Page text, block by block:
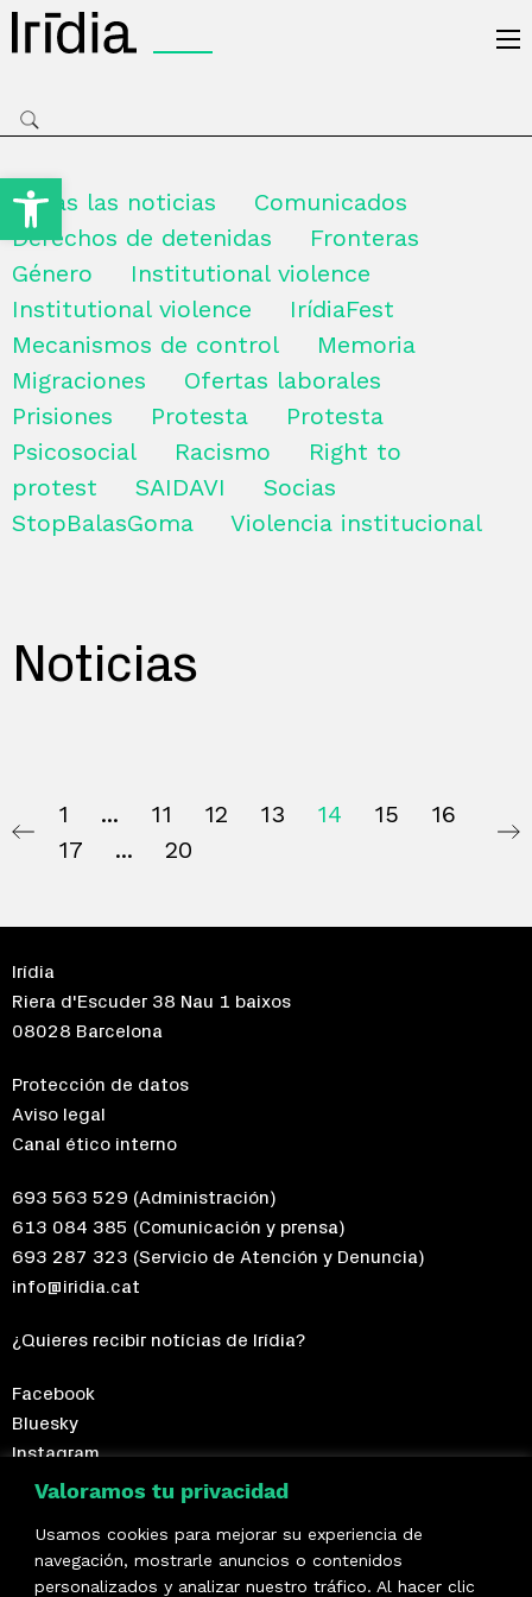
Open toolbar
Valoramos tu privacidad
Usamos cookies para mejorar su experiencia de
navegación, mostrarle anuncios o contenidos
personalizados y analizar nuestro tráfico. Al hacer clic
Todas las noticias
Comunicados
Derechos de detenidas
Fronteras
Género
Institutional violence
Institutional violence
IrídiaFest
Mecanismos de control
Memoria
Migraciones
Ofertas laborales
Prisiones
Protesta
Protesta
Psicosocial
Racismo
Right to
protest
SAIDAVI
Socias
StopBalasGoma
Violencia institucional
Noticias
1 11 12 13 14 15
16
17
20
Irídia
Riera d'Escuder 38 Nau 1 baixos
08028 Barcelona
Protección de datos
Aviso legal
Canal ético interno
693 563 529 (Administración)
613 084 385 (Comunicación y prensa)
693 287 323 (Servicio de Atención y Denuncia)
info@iridia.cat
¿Quieres recibir notícias de Irídia?
Facebook
Bluesky
Instagram
Telegram
¡Hazte socio/a!